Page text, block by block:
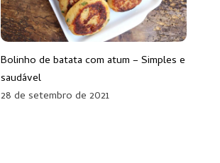
Bolinho de batata com atum – Simples e
saudável
28 de setembro de 2021